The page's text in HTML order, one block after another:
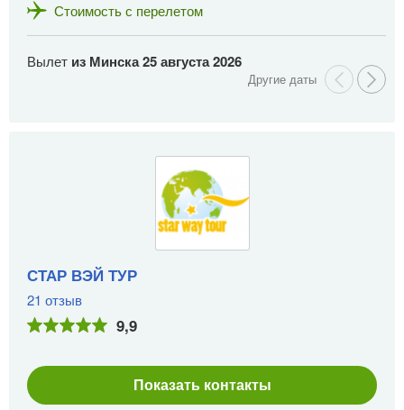
Стоимость с перелетом
Вылет из Минска25 августа 2026
СТАР ВЭЙ ТУР
21 отзыв
9,9
Показать контакты